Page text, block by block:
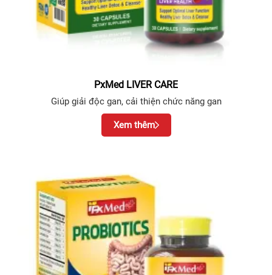
PxMed LIVER CARE
Giúp giải độc gan, cải thiện chức năng gan
Xem thêm